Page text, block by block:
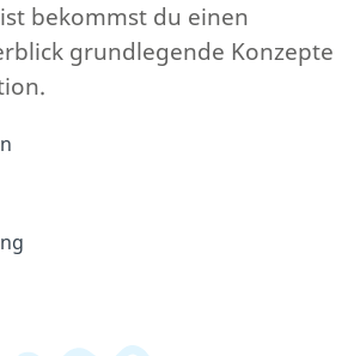
bekommst du einen
grundlegende Konzepte